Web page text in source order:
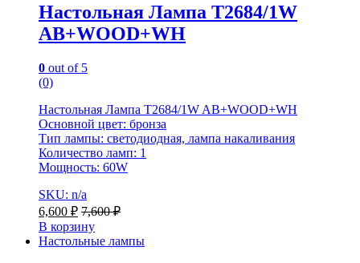
Настольная Лампа T2684/1W
AB+WOOD+WH
0 out of 5
(0)
Настольная Лампа T2684/1W AB+WOOD+WH
Основной цвет: бронза
Тип лампы: светодиодная, лампа накаливания
Количество ламп: 1
Мощность: 60W
SKU: n/a
6,600 ₽ 7,600₽
В корзину
Настольные лампы